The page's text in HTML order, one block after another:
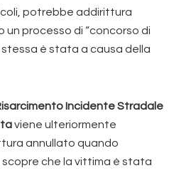
potrebbe addirittura
un processo di “concorso di
stessa è stata a causa della
Incidente Stradale
viene ulteriormente
annullato quando
che la vittima è stata